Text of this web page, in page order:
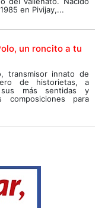
en Pivijay,...
un roncito a tu
transmisor innato de
de historietas, a
más sentidas y
composiciones para